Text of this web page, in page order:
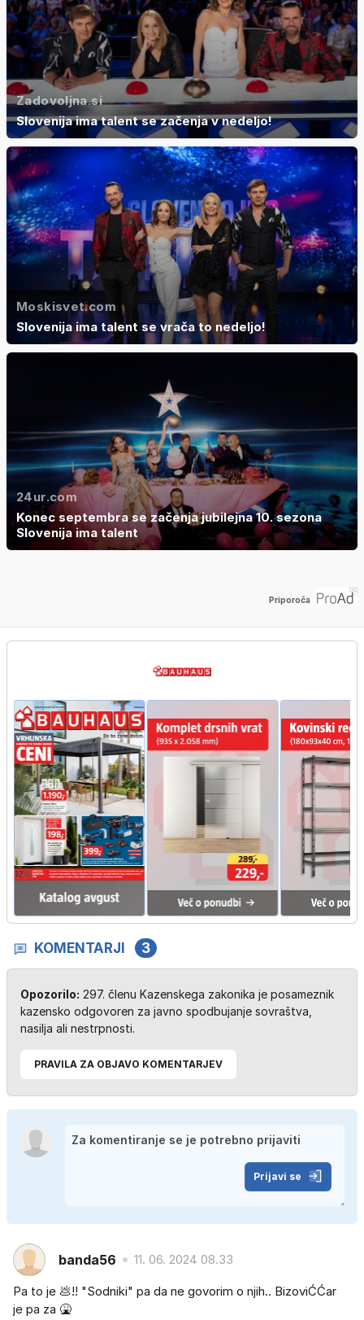
Zadovoljna.si
Slovenija ima talent se začenja v nedeljo!
Moskisvet.com
Slovenija ima talent se vrača to nedeljo!
24ur.com
Konec septembra se začenja jubilejna 10. sezona
Slovenija ima talent
Priporoča
KOMENTARJI 3
Opozorilo: 297. členu Kazenskega zakonika je posameznik
kazensko odgovoren za javno spodbujanje sovraštva,
nasilja ali nestrpnosti.
PRAVILA ZA OBJAVO KOMENTARJEV
Prijavi se
banda56 11. 06. 2024 08.33
Pa to je 💩!! "Sodniki" pa da ne govorim o njih.. BizoviĆĆar
je pa za 🤮